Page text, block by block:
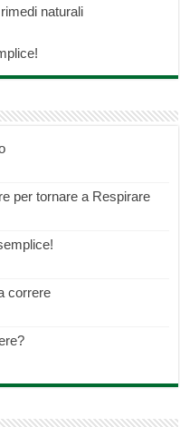
naturali
per tornare a Respirare
correre